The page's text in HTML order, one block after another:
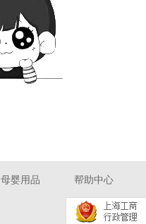
母婴用品 帮助中心